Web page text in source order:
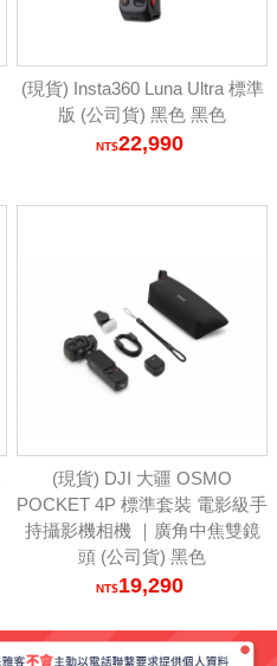
(現貨) Insta360 Luna Ultra 標準
版 (公司貨) 黑色 黑色
22,990
(現貨) DJI 大疆 OSMO
POCKET 4P 標準套裝 電影級手
持攝影機相機 ｜廣角中焦雙鏡
頭 (公司貨) 黑色
19,290